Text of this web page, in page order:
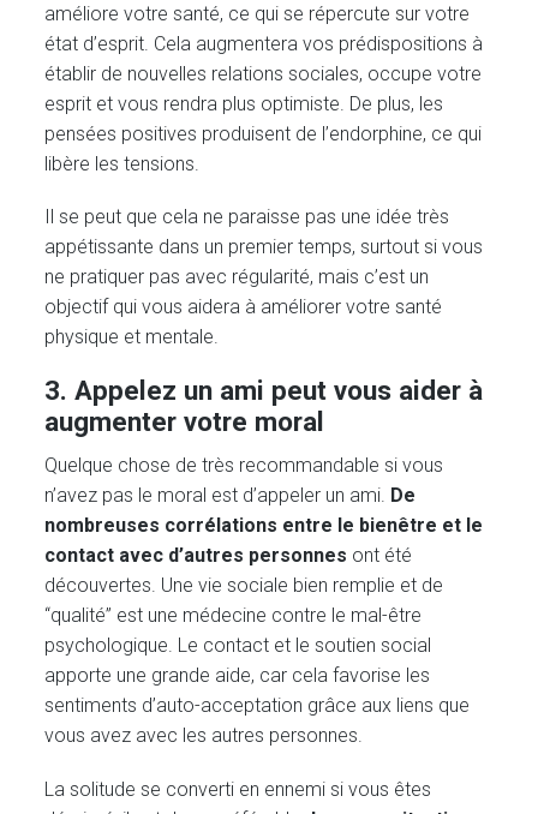
améliore votre santé, ce qui se répercute sur votre
état d’esprit. Cela augmentera vos prédispositions à
établir de nouvelles relations sociales, occupe votre
esprit et vous rendra plus optimiste. De plus, les
pensées positives produisent de l’endorphine, ce qui
libère les tensions.
Il se peut que cela ne paraisse pas une idée très
appétissante dans un premier temps, surtout si vous
ne pratiquer pas avec régularité, mais c’est un
objectif qui vous aidera à améliorer votre santé
physique et mentale.
3. Appelez un ami peut vous aider à
augmenter votre moral
Quelque chose de très recommandable si vous
n’avez pas le moral est d’appeler un ami. De
nombreuses corrélations entre le bienêtre et le
contact avec d’autres personnes ont été
découvertes. Une vie sociale bien remplie et de
“qualité” est une médecine contre le mal-être
psychologique. Le contact et le soutien social
apporte une grande aide, car cela favorise les
sentiments d’auto-acceptation grâce aux liens que
vous avez avec les autres personnes.
La solitude se converti en ennemi si vous êtes